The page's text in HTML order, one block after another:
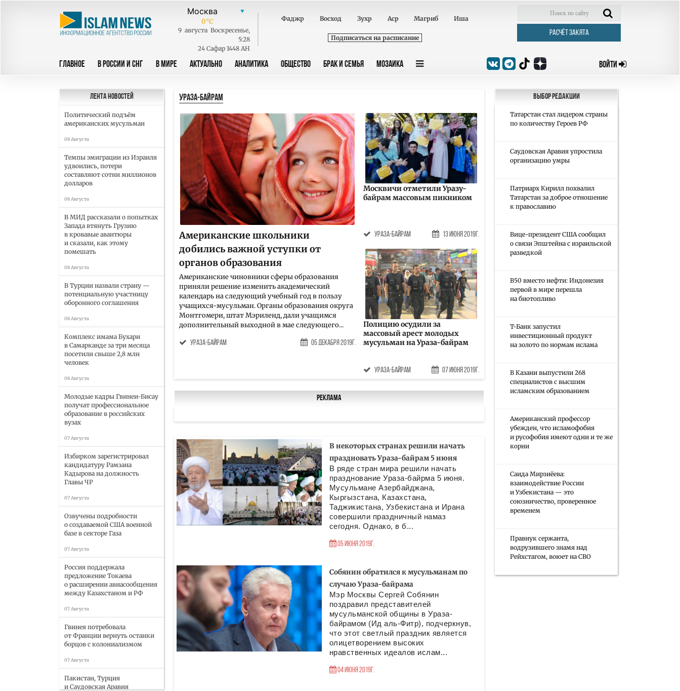
0°C
9 августа Воскресенье,
5:28
24 Сафар 1448 AH
Фаджр Восход Зухр Аср Магриб Иша
Подписаться на расписание
РАСЧЁТ ЗАКЯТА
ГЛАВНОЕ В РОССИИ И СНГ В МИРЕ АКТУАЛЬНО АНАЛИТИКА ОБЩЕСТВО БРАК И СЕМЬЯ МОЗАИКА ВОЙТИ
Лента новостей
Политический подъём
американских мусульман
08 Августа
Темпы эмиграции из Израиля
удвоились, потери
составляют сотни миллионов
долларов
08 Августа
В МИД рассказали о попытках
Запада втянуть Грузию
в кровавые авантюры
и сказали, как этому
помешать
08 Августа
В Турции назвали страну —
потенциальную участницу
оборонного соглашения
08 Августа
Комплекс имама Бухари
в Самарканде за три месяца
посетили свыше 2,8 млн
человек
08 Августа
Молодые кадры Гвинеи-Бисау
получат профессиональное
образование в российских
вузах
07 Августа
Избирком зарегистрировал
кандидатуру Рамзана
Кадырова на должность
Главы ЧР
07 Августа
Озвучены подробности
о создаваемой США военной
базе в секторе Газа
07 Августа
Россия поддержала
предложение Токаева
о расширении авиасообщения
между Казахстаном и РФ
07 Августа
Гвинея потребовала
от Франции вернуть останки
борцов с колониализмом
07 Августа
Пакистан, Турция
и Саудовская Аравия
УРАЗА-БАЙРАМ
Американские школьники
добились важной уступки от
органов образования
Американские чиновники сферы образования
приняли решение изменить академический
календарь на следующий учебный год в пользу
учащихся-мусульман. Органы образования округа
Монтгомери, штат Мэриленд, дали учащимся
дополнительный выходной в мае следующего...
Ураза-байрам 05 Декабря 2019г.
Москвичи отметили Уразу-
байрам массовым пикником
Ураза-байрам 13 Июня 2019г.
Полицию осудили за
массовый арест молодых
мусульман на Ураза-байрам
Ураза-байрам 07 Июня 2019г.
Реклама
В некоторых странах решили начать
праздновать Ураза-байрам 5 июня
В ряде стран мира решили начать
празднование Ураза-байрма 5 июня.
Мусульмане Азербайджана,
Кыргызстана, Казахстана,
Таджикистана, Узбекистана и Ирана
совершили праздничный намаз
сегодня. Однако, в б...
05 Июня 2019г.
Собянин обратился к мусульманам по
случаю Ураза-байрама
Мэр Москвы Сергей Собянин
поздравил представителей
мусульманской общины в Ураза-
байрамом (Ид аль-Фитр), подчеркнув,
что этот светлый праздник является
олицетворением высоких
нравственных идеалов ислам...
04 Июня 2019г.
Выбор редакции
Татарстан стал лидером страны
по количеству Героев РФ
Саудовская Аравия упростила
организацию умры
Патриарх Кирилл похвалил
Татарстан за доброе отношение
к православию
Вице-президент США сообщил
о связи Эпштейна с израильской
разведкой
B50 вместо нефти: Индонезия
первой в мире перешла
на биотопливо
Т-Банк запустил
инвестиционный продукт
на золото по нормам ислама
В Казани выпустили 268
специалистов с высшим
исламским образованием
Американский профессор
убежден, что исламофобия
и русофобия имеют одни и те же
корни
Саида Мирзиёева:
взаимодействие России
и Узбекистана — это
союзничество, проверенное
временем
Правнук сержанта,
водрузившего знамя над
Рейхстагом, воюет на СВО